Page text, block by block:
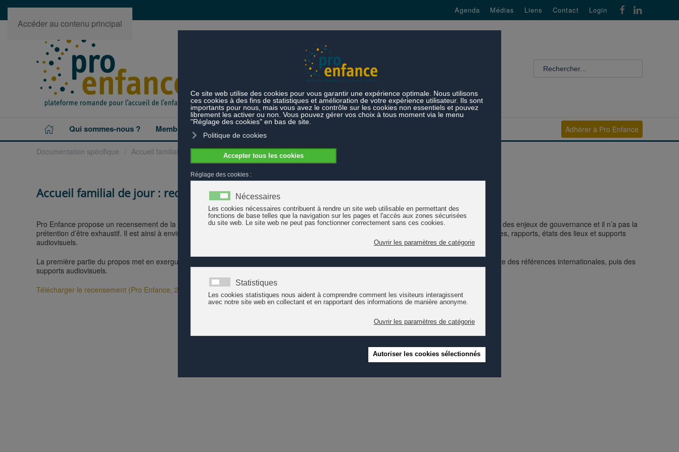
Accéder au contenu principal
Agenda Médias Liens Contact Login
Qui sommes-nous ? Membres Projets et prestations Adhérer à Pro Enfance
Documentation spécifique Accueil familial de jour Accueil familial de jour : recensement de la documentation disponible
Accueil familial de jour : recensement de la documentation disponible
Pro Enfance propose un recensement de la documentation disponible dans le domaine de l’accueil familial de jour. Il se centre principalement sur des enjeux de gouvernance et il n’a pas la
prétention d’être exhaustif. Il est ainsi à envisager comme une première base de données de la documentation existant en français, incluant études, rapports, états des lieux et supports
audiovisuels.
La première partie du propos met en exergue la documentation nationale ou portant plus spécifiquement sur la Suisse romande. Il recense ensuite des références internationales, puis des
supports audiovisuels.
Télécharger le recensement (Pro Enfance, 2025)